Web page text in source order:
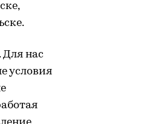
Для нас
условия